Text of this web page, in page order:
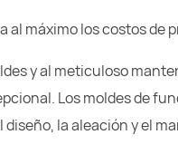
al máximo los costos de
y al meticuloso
Los moldes de
la aleación y el